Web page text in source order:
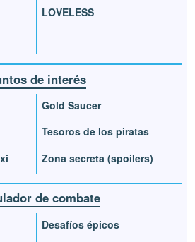
LOVELESS
de interés
Gold Saucer
Tesoros de los piratas
Zona secreta (spoilers)
de combate
Desafíos épicos